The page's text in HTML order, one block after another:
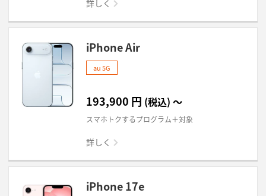
詳しく
iPhone Air
au 5G
193,900 円 (税込) ～
スマホトクするプログラム＋対象
詳しく
iPhone 17e